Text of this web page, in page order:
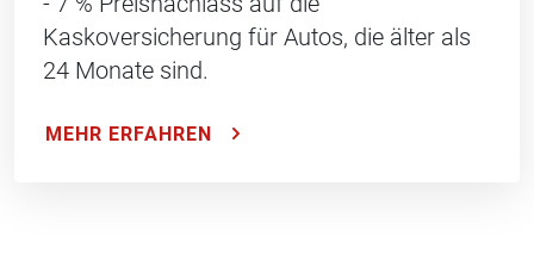
Kaskoversicherung für Autos, die älter als
24 Monate sind.
MEHR ERFAHREN